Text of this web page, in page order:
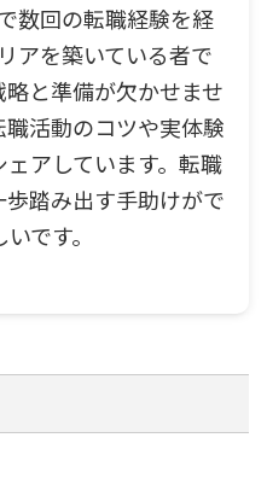
数回の転職経験を経
アを築いている者で
と準備が欠かせませ
活動のコツや実体験
アしています。転職
踏み出す手助けがで
です。